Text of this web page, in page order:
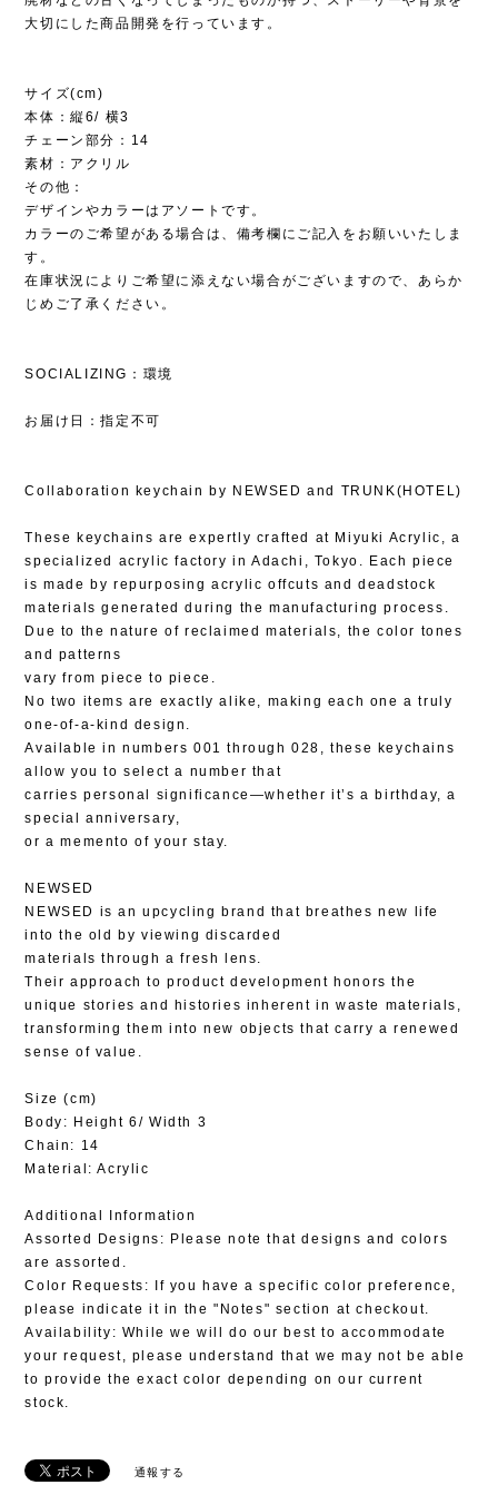
大切にした商品開発を行っています。
サイズ(cm)
本体：縦6/ 横3
チェーン部分：14
素材：アクリル
その他：
デザインやカラーはアソートです。
カラーのご希望がある場合は、備考欄にご記入をお願いいたしま
す。
在庫状況によりご希望に添えない場合がございますので、あらか
じめご了承ください。
SOCIALIZING：環境
お届け日：指定不可
Collaboration keychain by NEWSED and TRUNK(HOTEL)
These keychains are expertly crafted at Miyuki Acrylic, a
specialized acrylic factory in Adachi, Tokyo. Each piece
is made by repurposing acrylic offcuts and deadstock
materials generated during the manufacturing process.
Due to the nature of reclaimed materials, the color tones
and patterns
vary from piece to piece.
No two items are exactly alike, making each one a truly
one-of-a-kind design.
Available in numbers 001 through 028, these keychains
allow you to select a number that
carries personal significance—whether it’s a birthday, a
special anniversary,
or a memento of your stay.
NEWSED
NEWSED is an upcycling brand that breathes new life
into the old by viewing discarded
materials through a fresh lens.
Their approach to product development honors the
unique stories and histories inherent in waste materials,
transforming them into new objects that carry a renewed
sense of value.
Size (cm)
Body: Height 6/ Width 3
Chain: 14
Material: Acrylic
Additional Information
Assorted Designs: Please note that designs and colors
are assorted.
Color Requests: If you have a specific color preference,
please indicate it in the "Notes" section at checkout.
Availability: While we will do our best to accommodate
your request, please understand that we may not be able
to provide the exact color depending on our current
stock.
通報する